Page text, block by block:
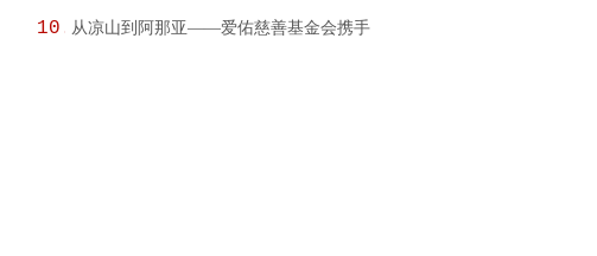
心
10.从凉山到阿那亚——爱佑慈善基金会携手